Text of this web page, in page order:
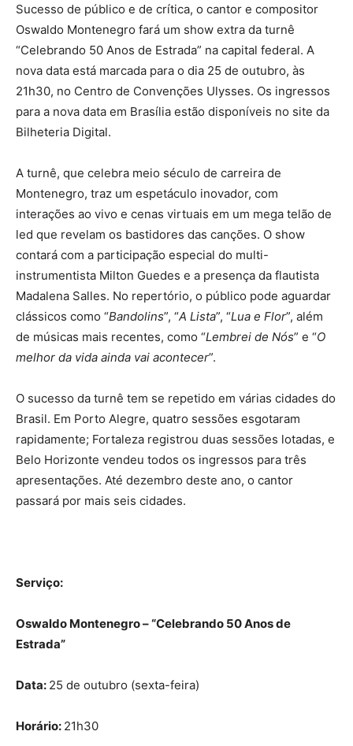
Sucesso de público e de crítica, o cantor e compositor
Oswaldo Montenegro fará um show extra da turnê
“Celebrando 50 Anos de Estrada” na capital federal. A
nova data está marcada para o dia 25 de outubro, às
21h30, no Centro de Convenções Ulysses. Os ingressos
para a nova data em Brasília estão disponíveis no site da
Bilheteria Digital.
A turnê, que celebra meio século de carreira de
Montenegro, traz um espetáculo inovador, com
interações ao vivo e cenas virtuais em um mega telão de
led que revelam os bastidores das canções. O show
contará com a participação especial do multi-
instrumentista Milton Guedes e a presença da flautista
Madalena Salles. No repertório, o público pode aguardar
clássicos como “Bandolins”, “A Lista”, “Lua e Flor”, além
de músicas mais recentes, como “Lembrei de Nós” e “O
melhor da vida ainda vai acontecer”.
O sucesso da turnê tem se repetido em várias cidades do
Brasil. Em Porto Alegre, quatro sessões esgotaram
rapidamente; Fortaleza registrou duas sessões lotadas, e
Belo Horizonte vendeu todos os ingressos para três
apresentações. Até dezembro deste ano, o cantor
passará por mais seis cidades.
Serviço:
Oswaldo Montenegro – “Celebrando 50 Anos de
Estrada”
Data: 25 de outubro (sexta-feira)
Horário: 21h30